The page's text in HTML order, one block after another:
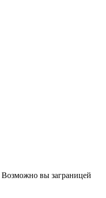
вы заграницей